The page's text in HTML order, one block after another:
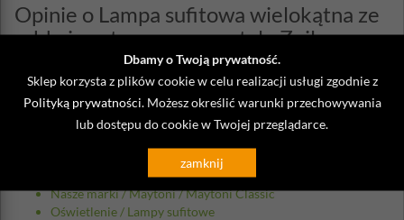
Dbamy o Twoją prywatność.
Sklep korzysta z plików cookie w celu realizacji usługi zgodnie z
Polityką prywatności. Możesz określić warunki przechowywania
lub dostępu do cookie w Twojej przeglądarce.
zamknij
Opinie o Lampa sufitowa wielokątna ze
szkła i postarzanego metalu Zeil
Maytoni Classic
Napisz własną opinię
Kategorie, w których występuje produkt:
Nasze marki/Maytoni/Maytoni Classic
Oświetlenie / Lampy sufitowe